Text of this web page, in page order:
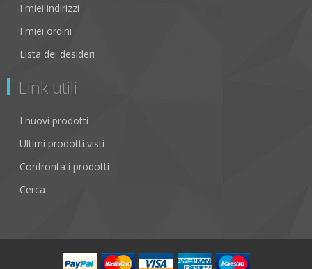
I miei indirizzi
I miei ordini
Lista dei desideri
Link utili
I nuovi prodotti
Ultimi prodotti visti
Confronta i prodotti
Cerca